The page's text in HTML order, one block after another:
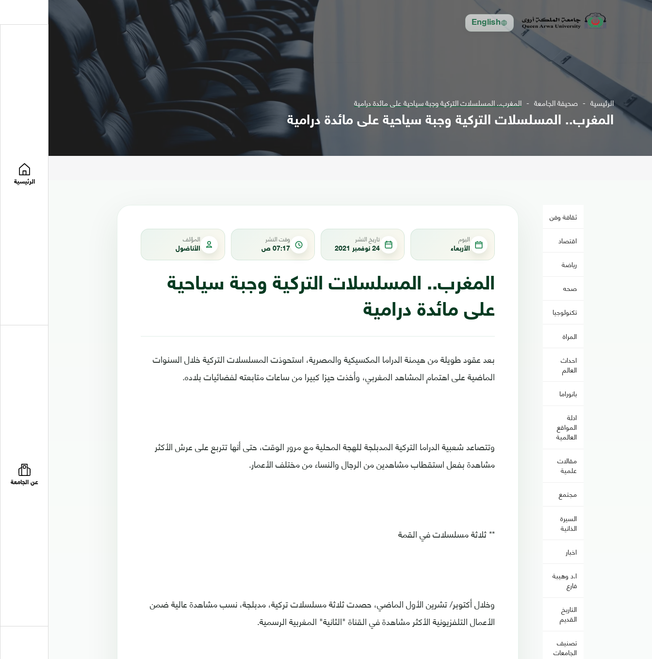
English
الرئيسية
عن الجامعة
الرئيسية صحيفة الجامعة المغرب.. المسلسلات التركية وجبة سياحية على مائدة درامية
المغرب.. المسلسلات التركية وجبة سياحية على مائدة درامية
ثقافة وفن
اقتصاد
رياضة
صحه
تكنولوجيا
المراة
احداث
العالم
بانوراما
ادلة
المواقع
العالمية
مقالات
علمية
مجتمع
السيرة
الذاتية
اخبار
ا.د وهيبة
فارع
التاريخ
القديم
تصنيف
الجامعات
اليوم
الأربعاء
تاريخ النشر
24 نوفمبر 2021
وقت النشر
07:17 ص
المؤلف
الأناضول
المغرب.. المسلسلات التركية وجبة سياحية
على مائدة درامية
بعد عقود طويلة من هيمنة الدراما المكسيكية والمصرية، استحوذت المسلسلات التركية خلال السنوات
الماضية على اهتمام المشاهد المغربي، وأخذت حيزا كبيرا من ساعات متابعته لفضائيات بلاده.
وتتصاعد شعبية الدراما التركية المدبلجة للهجة المحلية مع مرور الوقت، حتى أنها تتربع على عرش الأكثر
مشاهدة بفعل استقطاب مشاهدين من الرجال والنساء من مختلف الأعمار.
** ثلاثة مسلسلات في القمة
وخلال أكتوبر/ تشرين الأول الماضي، حصدت ثلاثة مسلسلات تركية، مدبلجة، نسب مشاهدة عالية ضمن
الأعمال التلفزيونية الأكثر مشاهدة في القناة "الثانية" المغربية الرسمية.